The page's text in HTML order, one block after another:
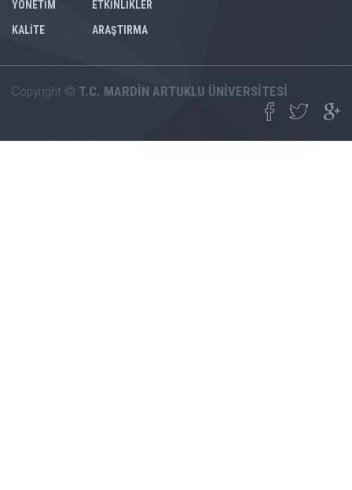
YÖNETİM
KALİTE
ETKİNLİKLER
ARAŞTIRMA
Copyright © T.C. MARDİN ARTUKLU ÜNİVERSİTESİ